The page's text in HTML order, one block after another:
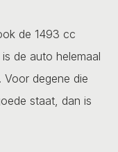
de 1493 cc
de auto helemaal
degene die
staat, dan is